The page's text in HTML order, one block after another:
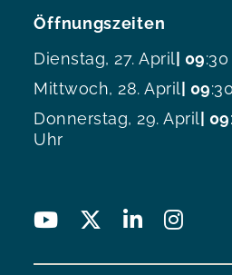
Öffnungszeiten
Dienstag, 27. April | 09
Mittwoch, 28. April | 09
Donnerstag, 29. April | 09
Uhr